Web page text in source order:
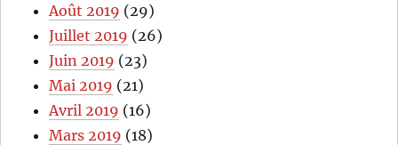
Août 2019 (29)
Juillet 2019 (26)
Juin 2019 (23)
Mai 2019 (21)
Avril 2019 (16)
Mars 2019 (18)